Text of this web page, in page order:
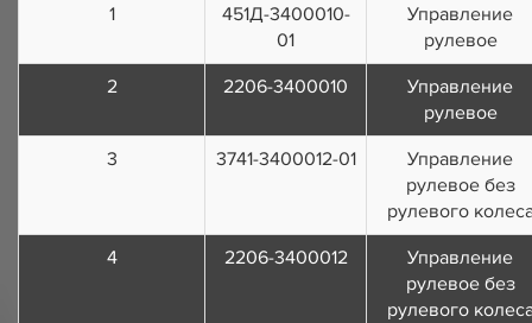
1
451Д-3400010-
01
Управление
рулевое
2
2206-3400010
Управление
рулевое
3
3741-3400012-01
Управление
рулевое без
рулевого
4
2206-3400012
Управление
рулевое без
рулевого